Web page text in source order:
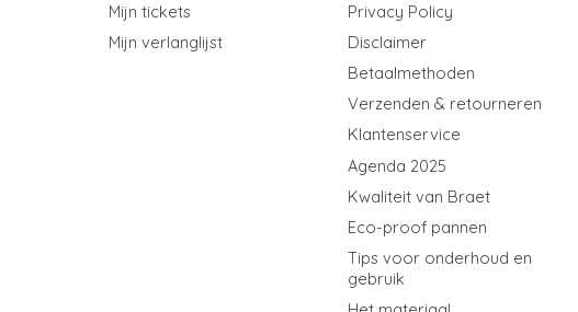
Mijn tickets
Mijn verlanglijst
Privacy Policy
Disclaimer
Betaalmethoden
Verzenden & retourneren
Klantenservice
Agenda 2025
Kwaliteit van Braet
Eco-proof pannen
Tips voor onderhoud en
gebruik